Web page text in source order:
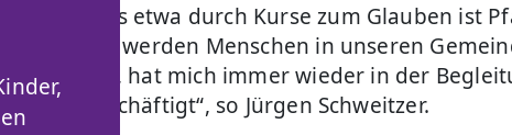
Glaubens etwa durch Kurse zum Glauben ist
Frage, wie werden Menschen in unseren
Glauben, hat mich immer wieder in der
beschäftigt“, so Jürgen Schweitzer.